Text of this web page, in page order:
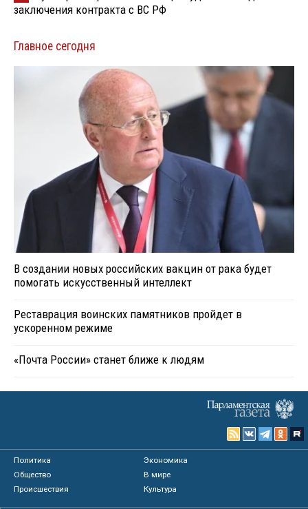
заключения контракта с ВС РФ
Главное сегодня
В создании новых российских вакцин от рака будет
помогать искусственный интеллект
Реставрация воинских памятников пройдет в
ускоренном режиме
«Почта России» станет ближе к людям
Политика
Экономика
Общество
В мире
Происшествия
Культура